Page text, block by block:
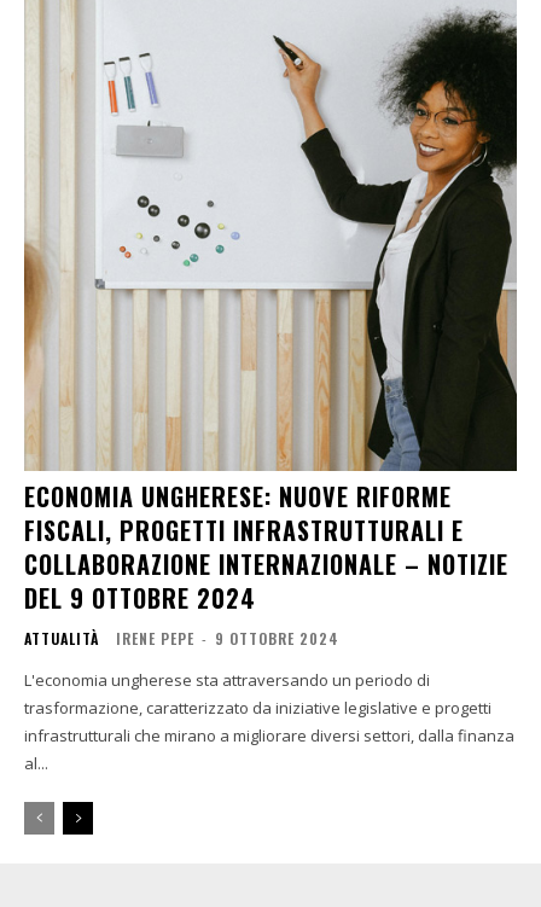
ECONOMIA UNGHERESE: NUOVE RIFORME
FISCALI, PROGETTI INFRASTRUTTURALI E
COLLABORAZIONE INTERNAZIONALE – NOTIZIE
DEL 9 OTTOBRE 2024
ATTUALITÀ IRENE PEPE - 9 OTTOBRE 2024
L'economia ungherese sta attraversando un periodo di
trasformazione, caratterizzato da iniziative legislative e progetti
infrastrutturali che mirano a migliorare diversi settori, dalla finanza
al...